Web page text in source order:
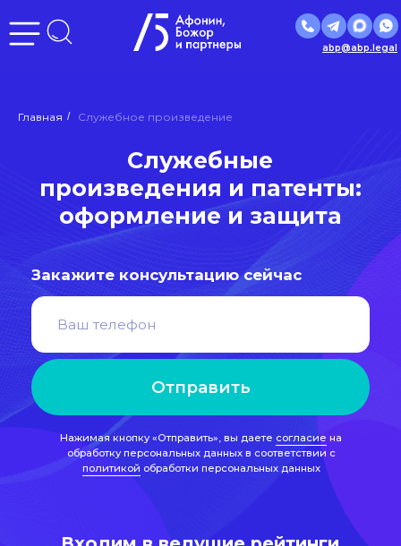
abp@abp.legal
Главная / Служебное произведение
Служебные
оформление и защита
Закажите консультацию сейчас
Отправить
обработку персональных данных в соответствии с
обработки персональных данных
Входим в ведущие рейтинги
РЕЙТИНГ
ЮРИДИЧЕСКИХ
КОМПАНИЙ
ЛУЧШИЕ ЮРИДИЧЕСКИЕ